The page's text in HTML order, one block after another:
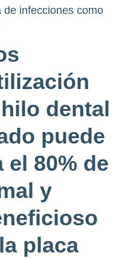
infecciones como
dental
puede
80% de
y
placa